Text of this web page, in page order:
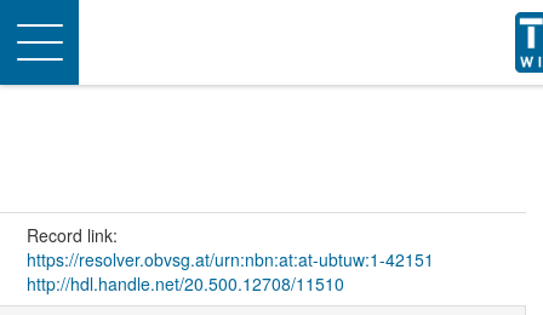
Toggle
navigation
Record link:
https://resolver.obvsg.at/urn:nbn:at:at-ubtuw:1-42151
http://hdl.handle.net/20.500.12708/11510